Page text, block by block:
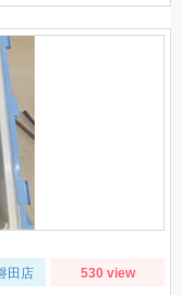
田店 530 view